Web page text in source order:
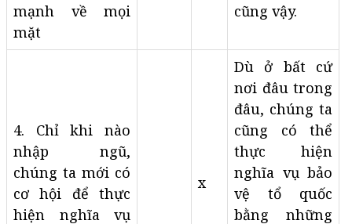
mạnh về mọi
mặt
cũng vậy.
4. Chỉ khi nào
nhập ngũ,
chúng ta mới có
cơ hội để thực
hiện nghĩa vụ
x
Dù ở bất cứ
nơi đâu trong
đâu, chúng ta
cũng có thể
thực hiện
nghĩa vụ bảo
vệ tổ quốc
bằng những